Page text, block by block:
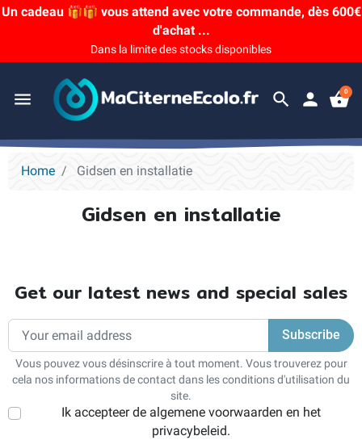
Un cadeau 🎁🎁 vous attend avec votre commande, dès 600€
d'achat ...
Dans la limite des stocks disponibles
menu search person shopping_basket
0
Home Gidsen en installatie
Gidsen en installatie
Get our latest news and special sales
Vous pouvez vous désinscrire à tout moment. Vous trouverez pour
cela nos informations de contact dans les conditions d'utilisation du
site.
Ik accepteer de algemene voorwaarden en het
privacybeleid.